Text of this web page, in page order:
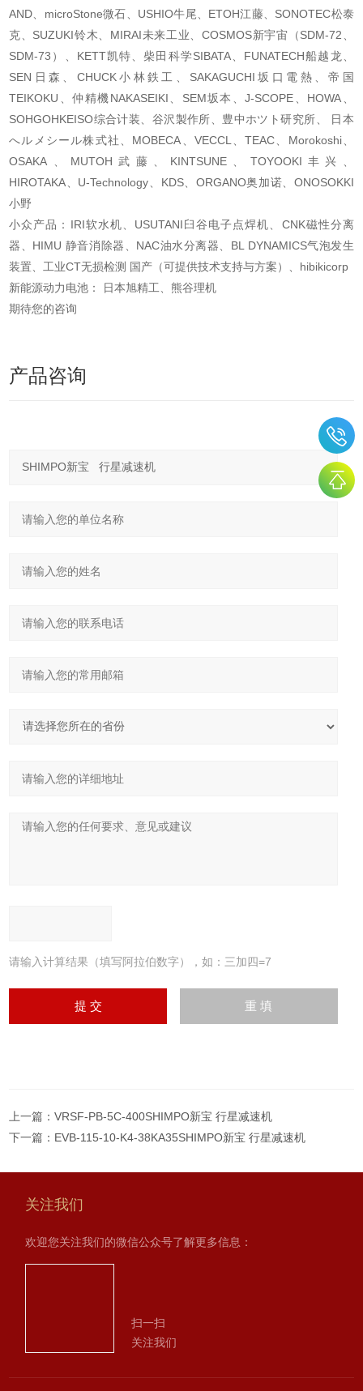
AND、microStone微石、USHIO牛尾、ETOH江藤、SONOTEC松泰
克、SUZUKI铃木、MIRAI未来工业、COSMOS新宇宙（SDM-72、
SDM-73）、KETT凯特、柴田科学SIBATA、FUNATECH船越龙、
SEN日森、CHUCK小林鉄工、SAKAGUCHI坂口電熱、帝国
TEIKOKU、仲精機NAKASEIKI、SEM坂本、J-SCOPE、HOWA、
SOHGOHKEISO综合计装、谷沢製作所、豊中ホツト研究所、 日本
へルメシール株式社、MOBECA、VECCL、TEAC、Morokoshi、
OSAKA、MUTOH武藤、KINTSUNE、TOYOOKI丰兴、
HIROTAKA、U-Technology、KDS、ORGANO奥加诺、ONOSOKKI
小野
小众产品：IRI软水机、USUTANI臼谷电子点焊机、CNK磁性分离
器、HIMU 静音消除器、NAC油水分离器、BL DYNAMICS气泡发生
装置、工业CT无损检测 国产（可提供技术支持与方案）、hibikicorp
新能源动力电池： 日本旭精工、熊谷理机
期待您的咨询
产品咨询
请输入计算结果（填写阿拉伯数字），如：三加四=7
上一篇：VRSF-PB-5C-400SHIMPO新宝 行星减速机
下一篇： EVB-115-10-K4-38KA35SHIMPO新宝 行星减速机
关注我们
欢迎您关注我们的微信公众号了解更多信息：
扫一扫
关注我们